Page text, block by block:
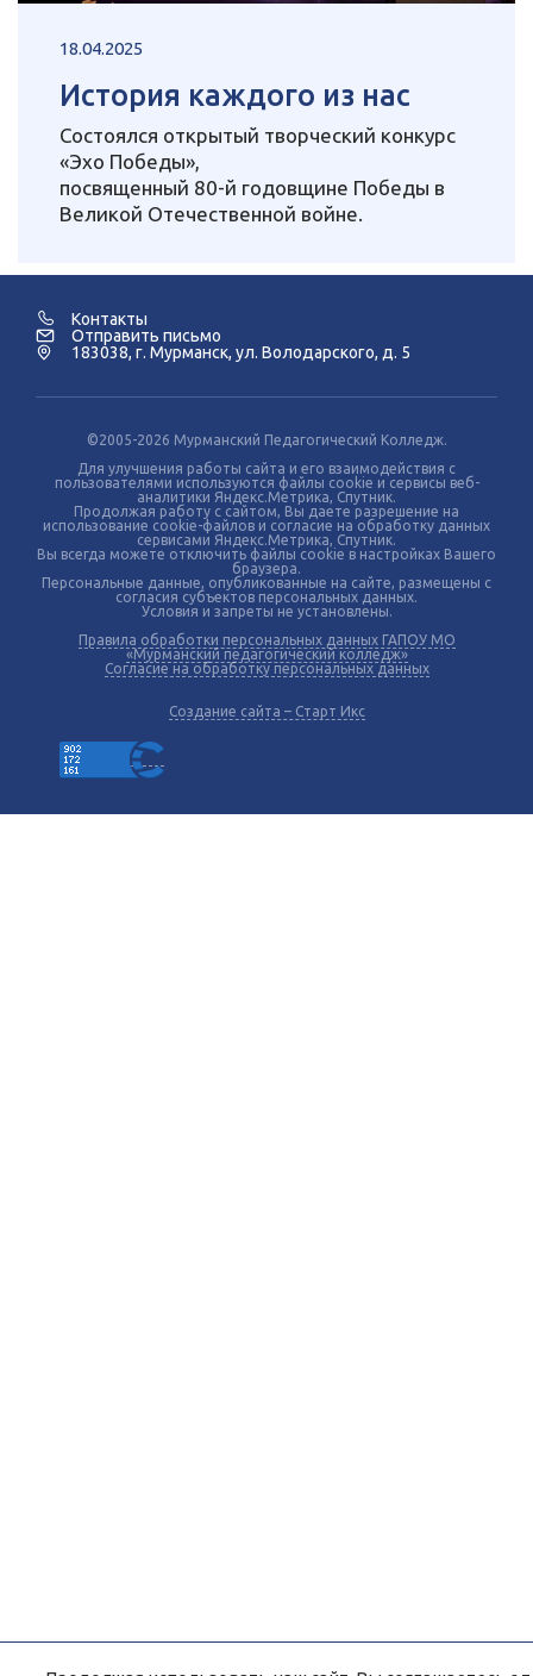
18.04.2025
История каждого из нас
Состоялся открытый творческий конкурс
«Эхо Победы»,
посвященный 80-й годовщине Победы в
Великой Отечественной войне.
Контакты
Отправить письмо
183038, г. Мурманск, ул. Володарского, д. 5
©2005-2026 Мурманский Педагогический Колледж.
Для улучшения работы сайта и его взаимодействия с
пользователями используются файлы cookie и сервисы веб-
аналитики Яндекс.Метрика, Спутник.
Продолжая работу с сайтом, Вы даете разрешение на
использование cookie-файлов и согласие на обработку данных
сервисами Яндекс.Метрика, Спутник.
Вы всегда можете отключить файлы cookie в настройках Вашего
браузера.
Персональные данные, опубликованные на сайте, размещены с
согласия субъектов персональных данных.
Условия и запреты не установлены.
Правила обработки персональных данных ГАПОУ МО
«Мурманский педагогический колледж»
Согласие на обработку персональных данных
Создание сайта – Старт Икс